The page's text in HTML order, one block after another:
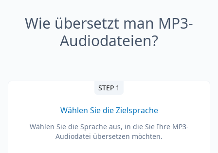
Wie übersetzt man MP3-
Audiodateien?
STEP 1
Wählen Sie die Zielsprache
Wählen Sie die Sprache aus, in die Sie Ihre MP3-
Audiodatei übersetzen möchten.